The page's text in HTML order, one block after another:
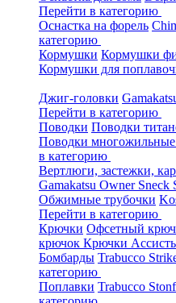
Перейти в категорию
Оснастка на форель
категорию
Кормушки Кормушки
Кормушки для
Джиг-головки
Перейти в категорию
Поводки Поводки
Поводки многожильные
в категорию
Вертлюги, застежки,
Gamakatsu Owner Sneck
Обжимные трубочки
Перейти в категорию
Крючки Офсетный
крючок Крючки
Бомбарды Trabucco
категорию
Поплавки Trabucco